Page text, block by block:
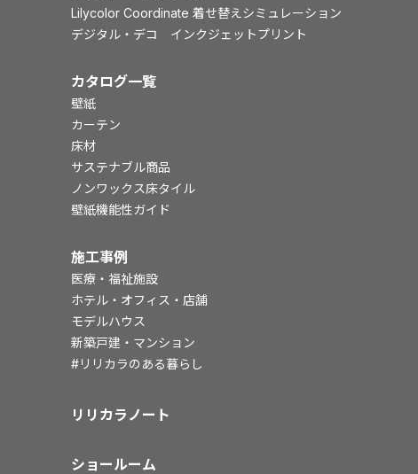
Lilycolor Coordinate 着せ替えシミュレーション
デジタル・デコ インクジェットプリント
カタログ一覧
壁紙
カーテン
床材
サステナブル商品
ノンワックス床タイル
壁紙機能性ガイド
施工事例
医療・福祉施設
ホテル・オフィス・店舗
モデルハウス
新築戸建・マンション
#リリカラのある暮らし
リリカラノート
ショールーム